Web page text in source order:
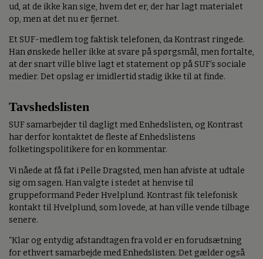
ud, at de ikke kan sige, hvem det er, der har lagt materialet
op, men at det nu er fjernet.
Et SUF-medlem tog faktisk telefonen, da Kontrast ringede.
Han ønskede heller ikke at svare på spørgsmål, men fortalte,
at der snart ville blive lagt et statement op på SUF’s sociale
medier. Det opslag er imidlertid stadig ikke til at finde.
Tavshedslisten
SUF samarbejder til dagligt med Enhedslisten, og Kontrast
har derfor kontaktet de fleste af Enhedslistens
folketingspolitikere for en kommentar.
Vi nåede at få fat i Pelle Dragsted, men han afviste at udtale
sig om sagen. Han valgte i stedet at henvise til
gruppeformand Peder Hvelplund. Kontrast fik telefonisk
kontakt til Hvelplund, som lovede, at han ville vende tilbage
senere.
“Klar og entydig afstandtagen fra vold er en forudsætning
for ethvert samarbejde med Enhedslisten. Det gælder også